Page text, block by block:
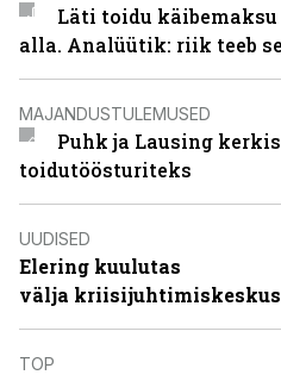
Läti toidu
alla. Analüütik: riik teeb
MAJANDUSTULEMUSED
Puhk ja Lausing
toidutöösturiteks
UUDISED
Elering kuulutas
välja
TOP